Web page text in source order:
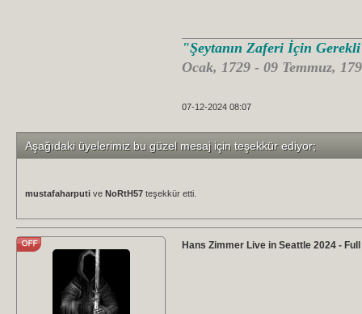
"Şeytanın Zaferi İçin
Ocak, 1729 - 09 Temmuz,
07-12-2024 08:07
Aşağıdaki üyelerimiz bu güzel mesaj için teşekkür ediyor;
mustafaharputi ve NoRtH57 teşekkür etti.
Hans Zimmer Live in Seattle 2024 -